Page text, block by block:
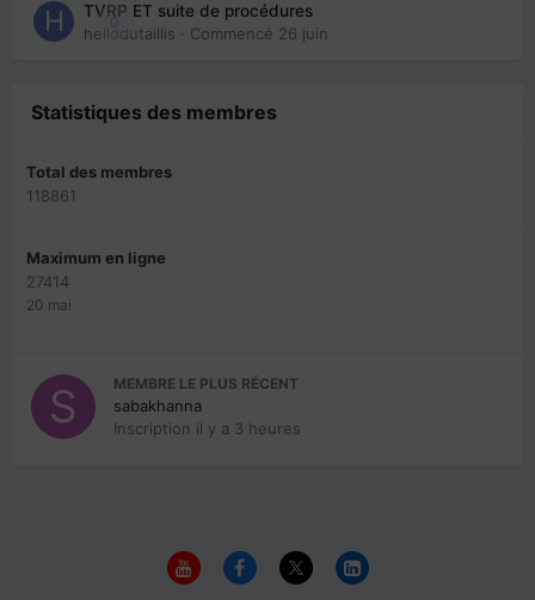
0
TVRP ET suite de procédures
hellodutaillis · Commencé 26 juin
Statistiques des membres
Total des membres
118861
Maximum en ligne
27414
20 mai
MEMBRE LE PLUS RÉCENT
sabakhanna
Inscription il y a 3 heures